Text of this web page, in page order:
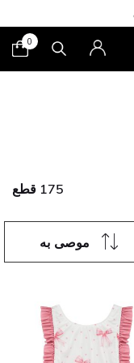
0
175 قطع
موصى به